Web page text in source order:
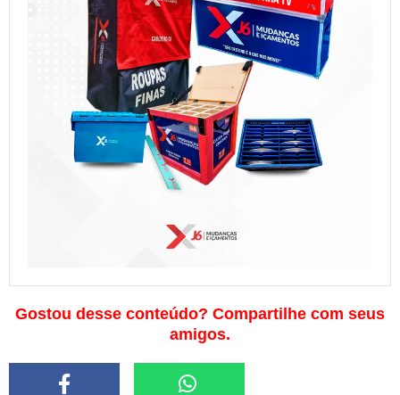
Gostou desse conteúdo? Compartilhe com seus
amigos.